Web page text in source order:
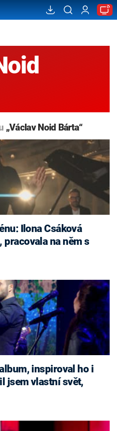
„Václav Noid Bárta“
na něm s
jsem vlastní svět,